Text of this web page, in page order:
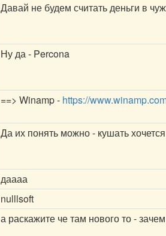
Давай не будем считать деньги в
Ну да - Percona
==> Winamp - https://
Да их понять можно - кушать хочется
даааа
nulllsoft
а раскажите че там нового то -